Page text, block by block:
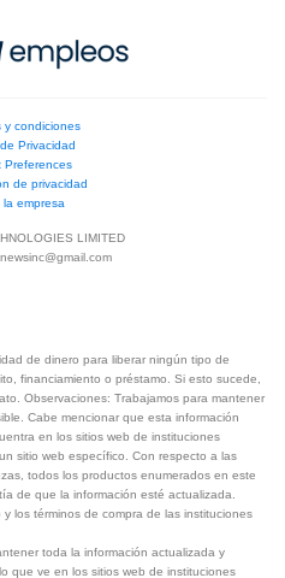
y condiciones
Privacidad
Preferences
de privacidad
la empresa
LIMITED
de dinero para liberar ningún tipo de
financiamiento o préstamo. Si esto sucede,
Observaciones: Trabajamos para mantener
Cabe mencionar que esta información
en los sitios web de instituciones
sitio web específico. Con respecto a las
todos los productos enumerados en este
de que la información esté actualizada.
los términos de compra de las instituciones
toda la información actualizada y
que ve en los sitios web de instituciones